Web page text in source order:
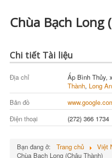
Chùa Bạch Long
Chi tiết Tài liệu
Địa chỉ Ấp Bình Thủy,
Thành, Long An
Bản đồ
Điện thoại
(272) 366 1734
Bạn đang ở: Trang chủ Việt
Chùa Bạch Long (Châu Thành)